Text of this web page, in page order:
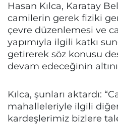
Hasan Kılca, Karatay
camilerin gerek fiziki
çevre düzenlemesi ve
yapımıyla ilgili katkı
getirerek söz konusu
devam edeceğinin
Kılca, şunları aktardı:
mahalleleriyle ilgili
kardeşlerimiz bizlere